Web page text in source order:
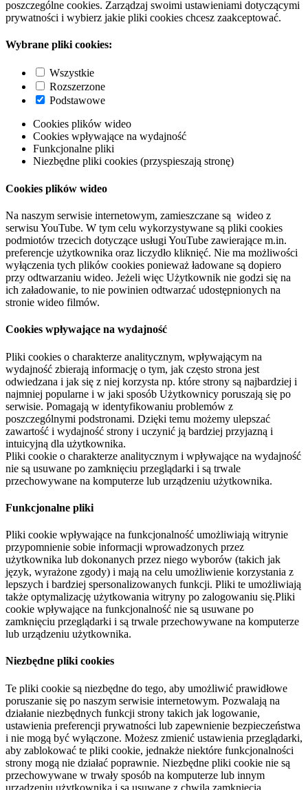
poszczególne cookies. Zarządzaj swoimi ustawieniami dotyczącymi
prywatności i wybierz jakie pliki cookies chcesz zaakceptować.
Wybrane pliki cookies:
Wszystkie
Rozszerzone
Podstawowe
Cookies plików wideo
Cookies wpływające na wydajność
Funkcjonalne pliki
Niezbędne pliki cookies (przyspieszają stronę)
Cookies plików wideo
Na naszym serwisie internetowym, zamieszczane są wideo z
serwisu YouTube. W tym celu wykorzystywane są pliki cookies
podmiotów trzecich dotyczące usługi YouTube zawierające m.in.
preferencje użytkownika oraz liczydło kliknięć. Nie ma możliwości
wyłączenia tych plików cookies ponieważ ładowane są dopiero
przy odtwarzaniu wideo. Jeżeli więc Użytkownik nie godzi się na
ich załadowanie, to nie powinien odtwarzać udostępnionych na
stronie wideo filmów.
Cookies wpływające na wydajność
Pliki cookies o charakterze analitycznym, wpływającym na
wydajność zbierają informację o tym, jak często strona jest
odwiedzana i jak się z niej korzysta np. które strony są najbardziej i
najmniej popularne i w jaki sposób Użytkownicy poruszają się po
serwisie. Pomagają w identyfikowaniu problemów z
poszczególnymi podstronami. Dzięki temu możemy ulepszać
zawartość i wydajność strony i uczynić ją bardziej przyjazną i
intuicyjną dla użytkownika.
Pliki cookie o charakterze analitycznym i wpływające na wydajność
nie są usuwane po zamknięciu przeglądarki i są trwale
przechowywane na komputerze lub urządzeniu użytkownika.
Funkcjonalne pliki
Pliki cookie wpływające na funkcjonalność umożliwiają witrynie
przypomnienie sobie informacji wprowadzonych przez
użytkownika lub dokonanych przez niego wyborów (takich jak
język, wyrażone zgody) i mają na celu umożliwienie korzystania z
lepszych i bardziej spersonalizowanych funkcji. Pliki te umożliwiają
także optymalizację użytkowania witryny po zalogowaniu się.Pliki
cookie wpływające na funkcjonalność nie są usuwane po
zamknięciu przeglądarki i są trwale przechowywane na komputerze
lub urządzeniu użytkownika.
Niezbędne pliki cookies
Te pliki cookie są niezbędne do tego, aby umożliwić prawidłowe
poruszanie się po naszym serwisie internetowym. Pozwalają na
działanie niezbędnych funkcji strony takich jak logowanie,
ustawienia preferencji prywatności lub zapewnienie bezpieczeństwa
i nie mogą być wyłączone. Możesz zmienić ustawienia przeglądarki,
aby zablokować te pliki cookie, jednakże niektóre funkcjonalności
strony mogą nie działać poprawnie. Niezbędne pliki cookie nie są
przechowywane w trwały sposób na komputerze lub innym
urządzeniu użytkownika i są usuwane z chwilą zamknięcia